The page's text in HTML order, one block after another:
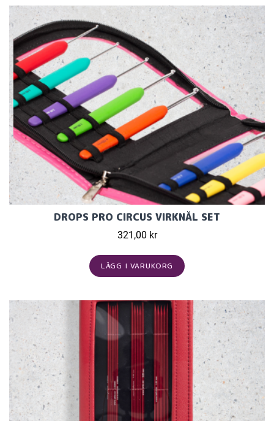
DROPS PRO CIRCUS VIRKNÅL SET
321,00 kr
LÄGG I VARUKORG